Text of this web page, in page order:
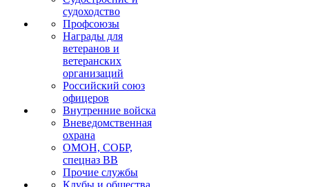
судоходство
Профсоюзы
Награды для
ветеранов и
ветеранских
организаций
Российский союз
офицеров
Внутренние войска
Вневедомственная
охрана
ОМОН, СОБР,
спецназ ВВ
Прочие службы
Клубы и общества